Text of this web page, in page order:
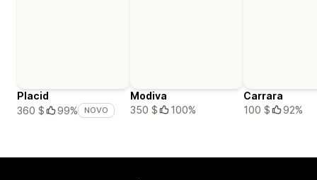
Placid
360 $
99% NOVO
Modiva
350 $
100%
Carrara
100 $
92%